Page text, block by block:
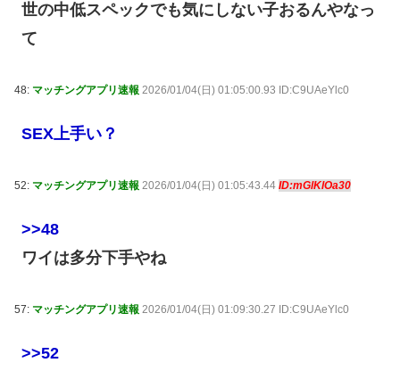
世の中低スペックでも気にしない子おるんやなっ
て
48: マッチングアプリ速報 2026/01/04(日) 01:05:00.93 ID:C9UAeYlc0
SEX上手い？
52: マッチングアプリ速報 2026/01/04(日) 01:05:43.44 ID:mGlKlOa30
>>48
ワイは多分下手やね
57: マッチングアプリ速報 2026/01/04(日) 01:09:30.27 ID:C9UAeYlc0
>>52